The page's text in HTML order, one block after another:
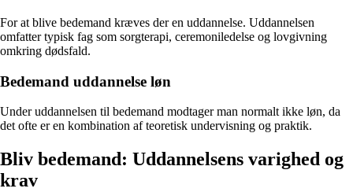
For at blive bedemand kræves der en uddannelse. Uddannelsen
omfatter typisk fag som sorgterapi, ceremoniledelse og lovgivning
omkring dødsfald.
Bedemand uddannelse løn
Under uddannelsen til bedemand modtager man normalt ikke løn, da
det ofte er en kombination af teoretisk undervisning og praktik.
Bliv bedemand: Uddannelsens varighed og
krav